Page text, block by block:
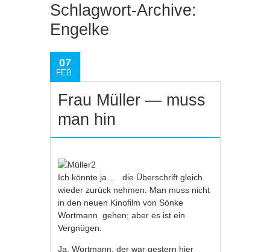
Schlagwort-Archive:
Engelke
07
FEB.
Frau Müller — muss
man hin
Ich könnte ja… die Überschrift gleich
wieder zurück nehmen. Man muss nicht
in den neuen Kinofilm von Sönke
Wortmann gehen; aber es ist ein
Vergnügen.
Ja, Wortmann, der war gestern hier